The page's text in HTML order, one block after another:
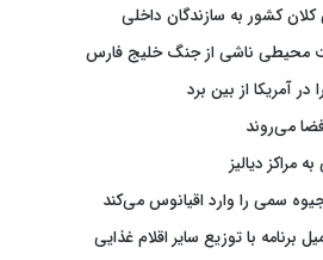
کشور به سازندگان داخلی
محیطی ناشی از جنگ خلیج فارس
آمریکا از بین برد
سمی را وارد اقیانوس می‌کند
برنامه با توزیع سایر اقلام غذایی